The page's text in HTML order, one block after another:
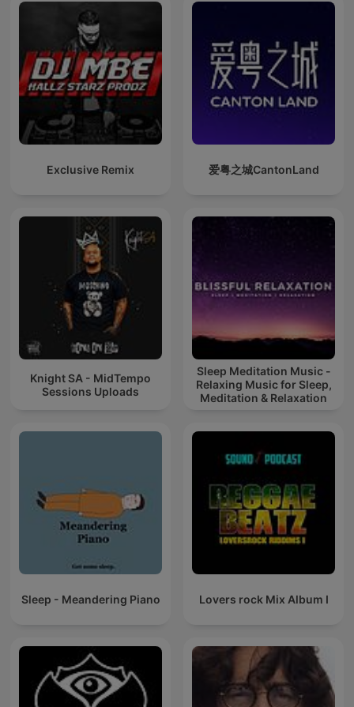
Exclusive Remix 爱粤之城CantonLand
Knight SA - MidTempo
Sessions Uploads
Sleep Meditation Music -
Relaxing Music for Sleep,
Meditation & Relaxation
Sleep - Meandering Piano Lovers rock Mix Album I